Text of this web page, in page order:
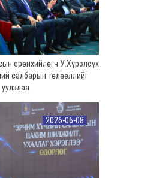
ерөнхийлөгч У.Хүрэлсүх
салбарын төлөөллийг
2026-06-08